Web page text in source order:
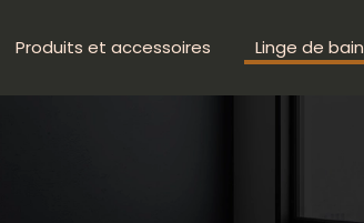
Produits et accessoires Linge de bain